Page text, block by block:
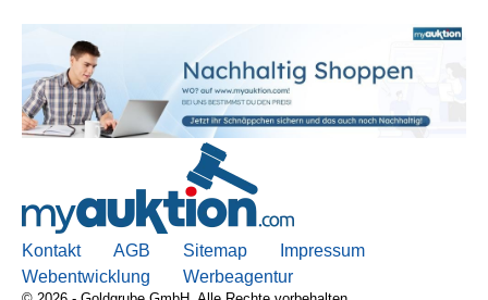
Kontakt AGB Sitemap
Impressum
Webentwicklung
Werbeagentur